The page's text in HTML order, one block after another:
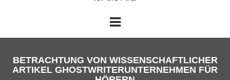
BETRACHTUNG VON WISSENSCHAFTLICHER
ARTIKEL GHOSTWRITERUNTERNEHMEN FÜR